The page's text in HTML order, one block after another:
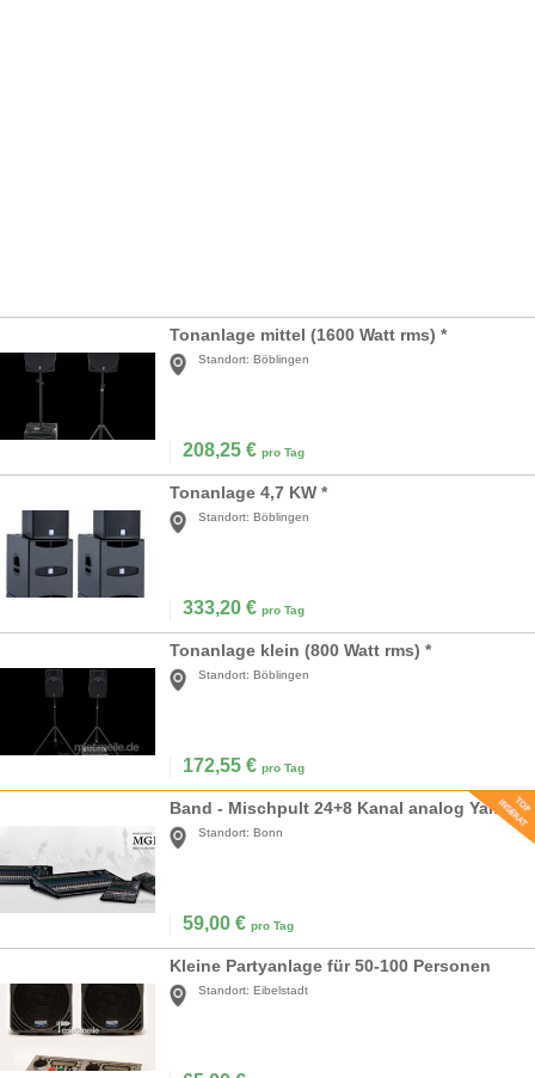
Tonanlage mittel (1600 Watt rms) *
Standort: Böblingen
208,25 € pro Tag
Tonanlage 4,7 KW *
Standort: Böblingen
333,20 € pro Tag
Tonanlage klein (800 Watt rms) *
Standort: Böblingen
172,55 € pro Tag
Band - Mischpult 24+8 Kanal analog Yamaha
Standort: Bonn
59,00 € pro Tag
Kleine Partyanlage für 50-100 Personen
Standort: Eibelstadt